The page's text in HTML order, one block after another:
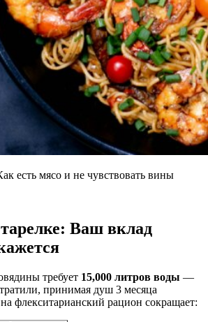
есть мясо и не чувствовать вины
Ваш вклад
требует 15,000 литров воды —
принимая душ 3 месяца
флекситарианский рацион сокращает: